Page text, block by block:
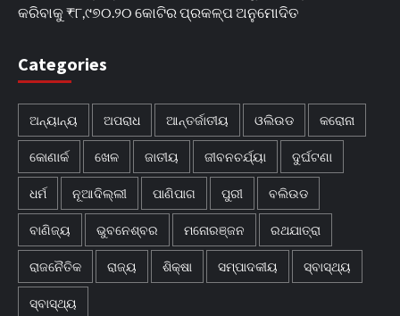
କରିବାକୁ ₹୮,୯୭୦.୨୦ କୋଟିର ପ୍ରକଳ୍ପ ଅନୁମୋଦିତ
Categories
ଅନ୍ୟାନ୍ୟ ଅପରାଧ ଆନ୍ତର୍ଜାତୀୟ ଓଲିଉଡ କରୋନା
କୋଣାର୍କ ଖେଳ ଜାତୀୟ ଜୀବନଚର୍ଯ୍ୟା ଦୁର୍ଘଟଣା
ଧର୍ମ ନୂଆଦିଲ୍ଲୀ ପାଣିପାଗ ପୁରୀ ବଲିଉଡ
ବାଣିଜ୍ୟ ଭୁବନେଶ୍ବର ମନୋରଞ୍ଜନ ରଥଯାତ୍ରା
ରାଜନୈତିକ ରାଜ୍ୟ ଶିକ୍ଷା ସମ୍ପାଦକୀୟ ସ୍ବାସ୍ଥ୍ୟ
ସ୍ବାସ୍ଥ୍ୟ